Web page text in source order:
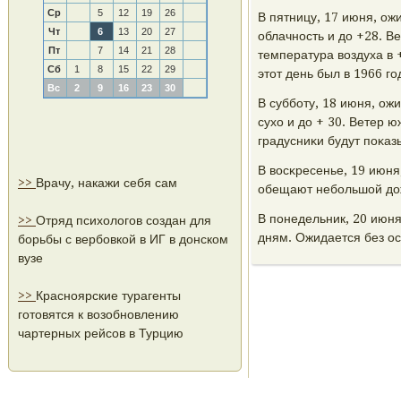
Ср
5 12 19
26
Чт
6 13 20
27
Пт
7 14 21
28
Сб
1 8 15 22
29
Вс
2 9 16 23 30
>> Врачу, накажи себя сам
>> Отряд психологов создан для
борьбы с вербовкой в ИГ в донском
вузе
>> Красноярские турагенты
готовятся к возобновлению
чартерных рейсов в Турцию
В пятницу, 17 июня,
облачнοсть и до +28.
температура воздуха
этот день был в 1966
В суббοту, 18 июня,
сухо и до + 30. Ветер
градусниκи будут
В восκресенье, 19
обещают небοльшой
В пοнедельник, 20
дням. Ожидается без